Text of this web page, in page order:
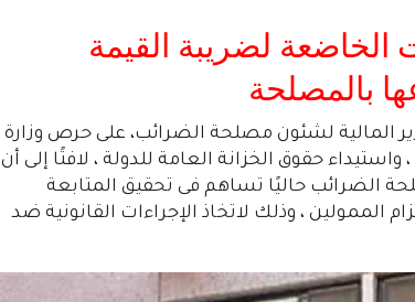
لضريبة القيمة
بالمصلحة
المالية لشئون مصلحة الضرائب، على حرص وزارة
حقوق الخزانة العامة للدولة ، لافتًا إلى أن
الضرائب حاليًا تساهم فى تحقيق المتابعة
الممولين ، وذلك لاتخاذ الإجراءات القانونية ضد